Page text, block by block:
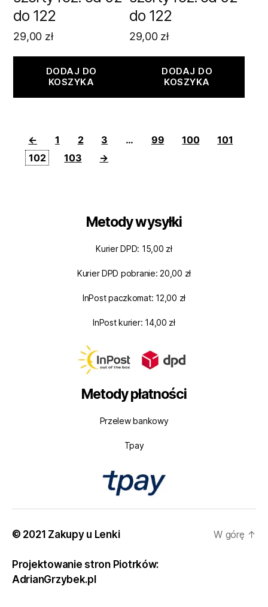
do 122
29,00 zł
DODAJ DO
KOSZYKA
do 122
29,00 zł
DODAJ DO
KOSZYKA
← 1 2 3 … 99 100
101
102
103 →
Metody wysyłki
Kurier DPD: 15,00 zł
Kurier DPD pobranie: 20,00 zł
InPost paczkomat: 12,00 zł
InPost kurier: 14,00 zł
Metody płatności
Przelew bankowy
Tpay
© 2021 Zakupy u Lenki
Projektowanie stron Piotrków:
AdrianGrzybek.pl
W górę ↑